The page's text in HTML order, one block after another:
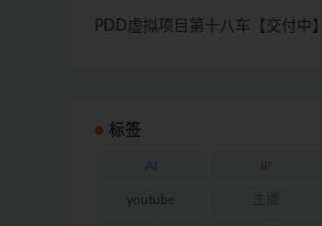
PDD虚拟项目第十八车【交付中】
标签
AI IP
youtube